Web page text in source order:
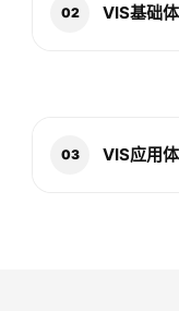
02 VIS基础
03 VIS应用